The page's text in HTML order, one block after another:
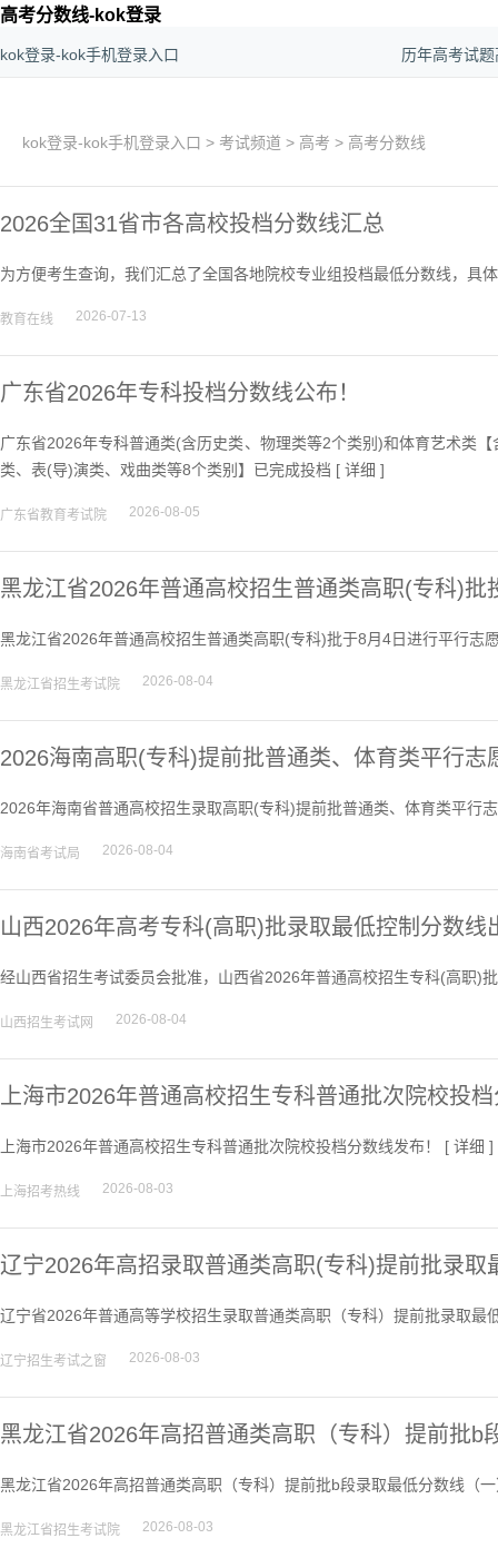
高考分数线-kok登录
kok登录-kok手机登录入口 历年高考试题
kok登录-kok手机登录入口 > 考试频道 > 高考 > 高考分数线
2026全国31省市各高校投档分数线汇总
为方便考生查询，我们汇总了全国各地院校专业组投档最低分数线，具
教育在线 2026-07-13
广东省2026年专科投档分数线公布！
广东省2026年专科普通类(含历史类、物理类等2个类别)和体育艺术类
类、表(导)演类、戏曲类等8个类别】已完成投档 [ 详细 ]
广东省教育考试院 2026-08-05
黑龙江省2026年普通高校招生普通类高职(专科)批
黑龙江省2026年普通高校招生普通类高职(专科)批于8月4日进行平行志
黑龙江省招生考试院 2026-08-04
2026海南高职(专科)提前批普通类、体育类平行志
2026年海南省普通高校招生录取高职(专科)提前批普通类、体育类平行
海南省考试局 2026-08-04
山西2026年高考专科(高职)批录取最低控制分数线
经山西省招生考试委员会批准，山西省2026年普通高校招生专科(高职)
山西招生考试网 2026-08-04
上海市2026年普通高校招生专科普通批次院校投
上海市2026年普通高校招生专科普通批次院校投档分数线发布！ [ 详细 ]
上海招考热线 2026-08-03
辽宁2026年高招录取普通类高职(专科)提前批录取
辽宁省2026年普通高等学校招生录取普通类高职（专科）提前批录取最
辽宁招生考试之窗 2026-08-03
黑龙江省2026年高招普通类高职（专科）提前批b
黑龙江省2026年高招普通类高职（专科）提前批b段录取最低分数线（
黑龙江省招生考试院 2026-08-03